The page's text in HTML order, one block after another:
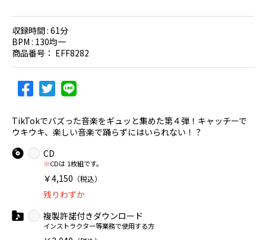
収録時間 : 61分
BPM : 130均一
商品番号： EFF8282
TikTokでバズった音楽をギュッと集めた第４弾！キャッチーで
ウキウキ、楽しい音楽で踊らずにはいられない！？
CD
※CDは 1枚組です。
￥4,150 （税込）
残りわずか
複製許諾付きダウンロード
インストラクター等業務で使用する方